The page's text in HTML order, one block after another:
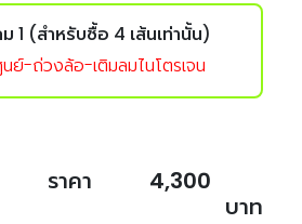
1 (สำหรับซื้อ 4 เส้นเท่านั้น)
ย์-ถ่วงล้อ-เติมลมไนโตรเจน
ราคา
4,300
บาท